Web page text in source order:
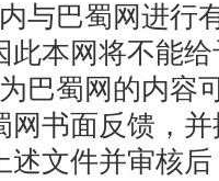
与巴蜀网进行
此本网将不能
巴蜀网的内容
网书面反馈，
述文件并审核